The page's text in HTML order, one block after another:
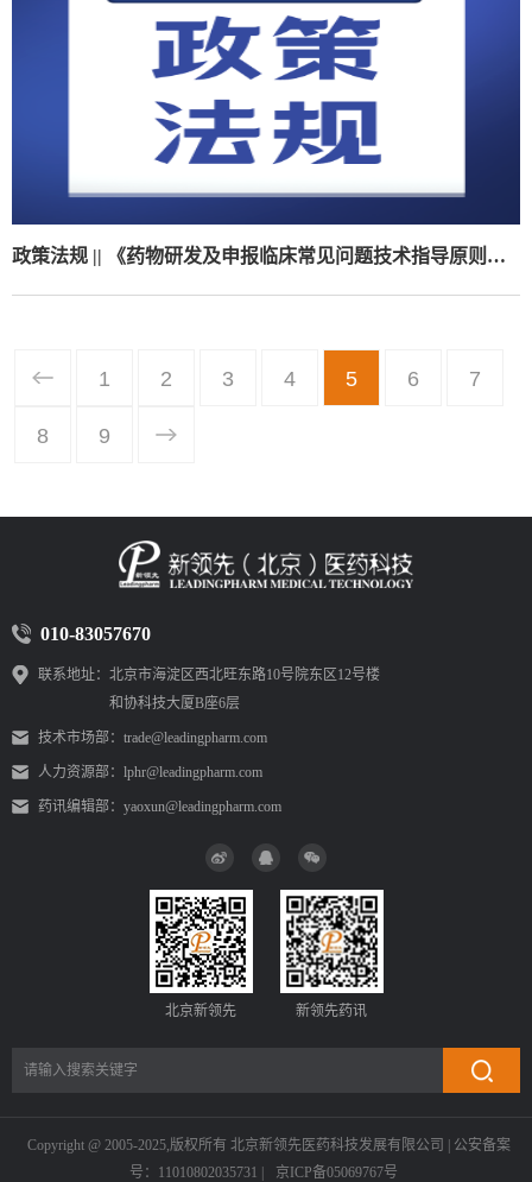
政策法规 || 《药物研发及申报临床常见问题技术指导原则（征求意见稿）》（附法规概览11.17-11.21）
1 2 3 4 5 6 7
8 9
010-83057670
联系地址： 北京市海淀区西北旺东路10号院东区12号楼
和协科技大厦B座6层
技术市场部： trade@leadingpharm.com
人力资源部： lphr@leadingpharm.com
药讯编辑部： yaoxun@leadingpharm.com
北京新领先 新领先药讯
Copyright @ 2005-2025,版权所有 北京新领先医药科技发展有限公司 | 公安备案
号：11010802035731 |
京ICP备05069767号